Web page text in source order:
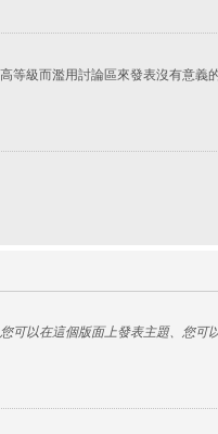
等級而濫用討論區來發表沒有意義
您可以在這個版面上發表主題、您可